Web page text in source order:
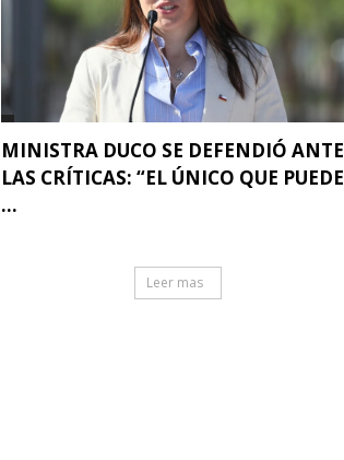
MINISTRA DUCO SE DEFENDIÓ ANTE
LAS CRÍTICAS: “EL ÚNICO QUE PUEDE
...
Leer mas